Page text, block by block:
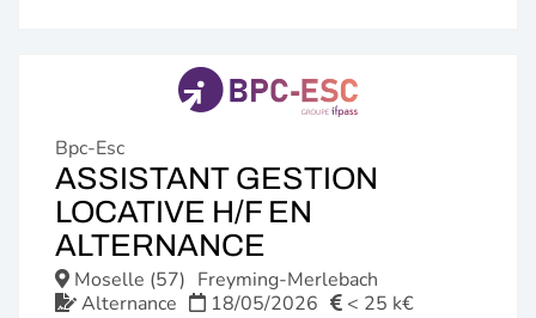
Bpc-Esc
ASSISTANT GESTION
LOCATIVE H/F EN
ALTERNANCE
FENÊTRE)
Moselle (57) Freyming-Merlebach
Alternance
18/05/2026
< 25 k€